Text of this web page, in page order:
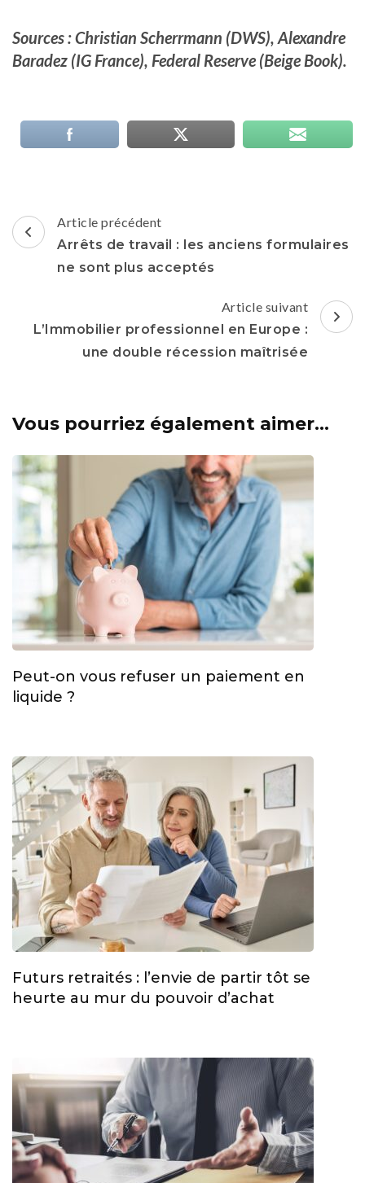
Sources : Christian Scherrmann (DWS), Alexandre
Baradez (IG France), Federal Reserve (Beige Book).
Navigation
d'article
Article précédent
Arrêts de travail : les anciens formulaires
ne sont plus acceptés
Article suivant
L’Immobilier professionnel en Europe :
une double récession maîtrisée
Vous pourriez également aimer...
Peut-on vous refuser un paiement en
liquide ?
Futurs retraités : l’envie de partir tôt se
heurte au mur du pouvoir d’achat